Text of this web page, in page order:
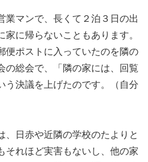
業マンで、長くて２泊３日の出
に帰らないこともあります。
便ポストに入っていたのを隣の
の総会で、「隣の家には、回覧
う決議を上げたのです。（自分
、日赤や近隣の学校のたよりと
それほど実害もないし、他の家